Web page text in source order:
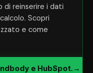
di reinserire i dati
Scopri
e come
e HubSpot. →